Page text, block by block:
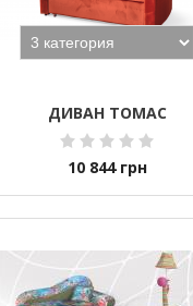
ДИВАН ТОМАС
10 844 грн